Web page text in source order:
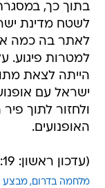
בתוך כך,
לשטח מדינת
לאתר בה כמה
למטרות פיגוע.
הייתה לצאת
ישראל עם
ולחזור לתוך
האופנועים.
(עדכון ראשון: 20:19)
מלחמה בדרום מבצע